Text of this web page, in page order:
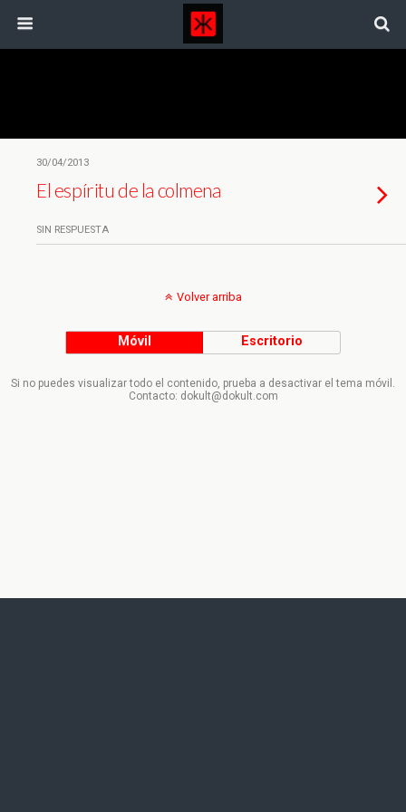
30/04/2013
El espíritu de la colmena
SIN RESPUESTA
Volver arriba
Móvil Escritorio
Si no puedes visualizar todo el contenido, prueba a desactivar el tema móvil.
Contacto: dokult@dokult.com